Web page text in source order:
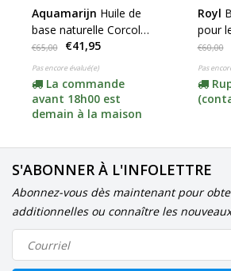
Aquamarijn Huile de
base naturelle Corcol
***
€65,00 €41,95
Pas encore évalué(e)
La commande
avant 18h00 est
demain à la maison
Royl
pour
€60,00
Pas
S'ABONNER À L'INFOLETTRE
Abonnez-vous dès maintenant pour
additionnelles ou connaître les